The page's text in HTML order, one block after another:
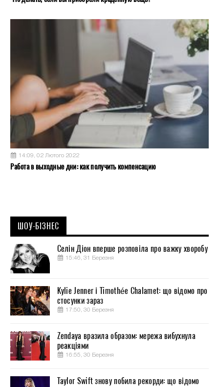
14:09, 02 Лютого 2022
Работа в выходные дни: как получить компенсацию
ШОУ-БІЗНЕС
Селін Діон вперше розповіла про важку хворобу
15:46, 31 Березня
Kylie Jenner і Timothée Chalamet: що відомо про
стосунки зараз
17:50, 30 Березня
Zendaya вразила образом: мережа вибухнула
реакціями
16:55, 30 Березня
Taylor Swift знову побила рекорди: що відомо